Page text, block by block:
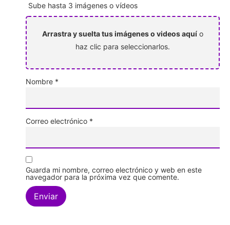
Sube hasta 3 imágenes o vídeos
Arrastra y suelta tus imágenes o videos aquí o
haz clic para seleccionarlos.
Nombre *
Correo electrónico *
Guarda mi nombre, correo electrónico y web en este
navegador para la próxima vez que comente.